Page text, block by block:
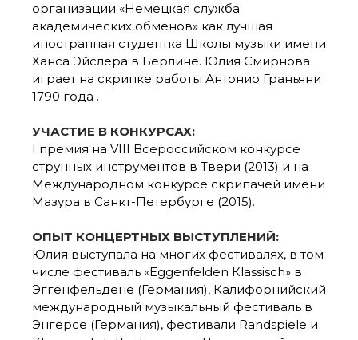
организации «Немецкая служба
академических обменов» как лучшая
иностранная студентка Школы музыки имени
Ханса Эйслера в Берлине. Юлия Смирнова
играет на скрипке работы Антонио Граньяни
1790 года .
УЧАСТИЕ В КОНКУРСАХ:
I премия на VIII Всероссийском конкурсе
струнных инструментов в Твери (2013) и на
Международном конкурсе скрипачей имени
Мазура в Санкт-Петербурге (2015).
ОПЫТ КОНЦЕРТНЫХ ВЫСТУПЛЕНИЙ:
Юлия выступала на многих фестивалях, в том
числе фестиваль «Eggenfelden Кlassisch» в
Эггенфельдене (Германия), Калифорнийский
международный музыкальный фестиваль в
Энгерсе (Германия), фестивали Randspiele и